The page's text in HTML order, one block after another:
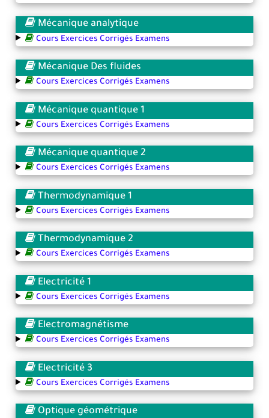
Mécanique analytique
Cours Exercices Corrigés Examens
Mécanique Des fluides
Cours Exercices Corrigés Examens
Mécanique quantique 1
Cours Exercices Corrigés Examens
Mécanique quantique 2
Cours Exercices Corrigés Examens
Thermodynamique 1
Cours Exercices Corrigés Examens
Thermodynamique 2
Cours Exercices Corrigés Examens
Electricité 1
Cours Exercices Corrigés Examens
Electromagnétisme
Cours Exercices Corrigés Examens
Electricité 3
Cours Exercices Corrigés Examens
Optique géométrique